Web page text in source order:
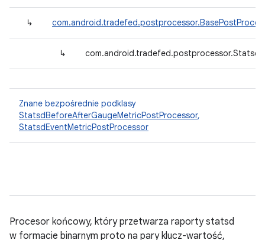
↳
↳
Znane bezpośrednie podklasy
StatsdBeforeAfterGaugeMetricPostProcessor,
StatsdEventMetricPostProcessor
Procesor końcowy, który przetwarza raporty statsd
w formacie binarnym proto na pary klucz-wartość,